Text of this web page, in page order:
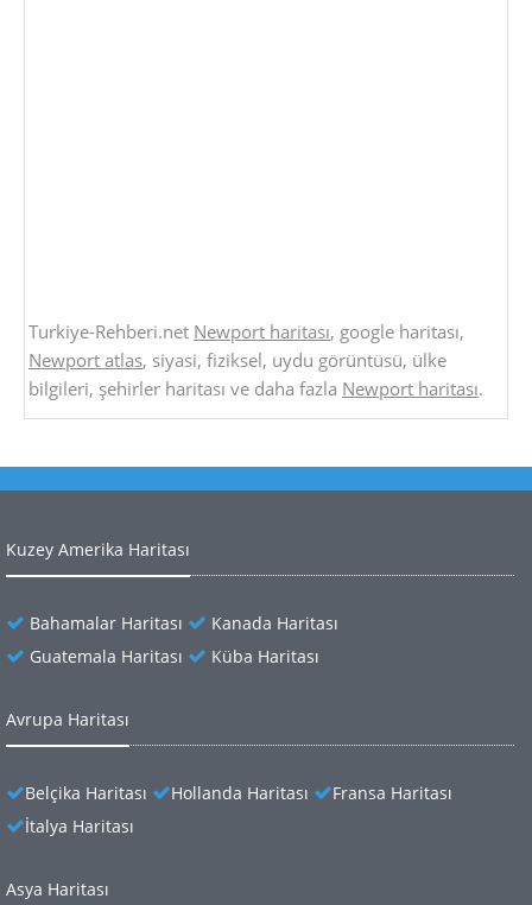
Turkiye-Rehberi.net Newport haritası, google haritası,
Newport atlas, siyasi, fiziksel, uydu görüntüsü, ülke
bilgileri, şehirler haritası ve daha fazla Newport haritası.
Kuzey Amerika Haritası
Bahamalar Haritası
Kanada Haritası
Guatemala Haritası
Küba Haritası
Avrupa Haritası
Belçika Haritası Hollanda Haritası
Fransa Haritası
İtalya Haritası
Asya Haritası